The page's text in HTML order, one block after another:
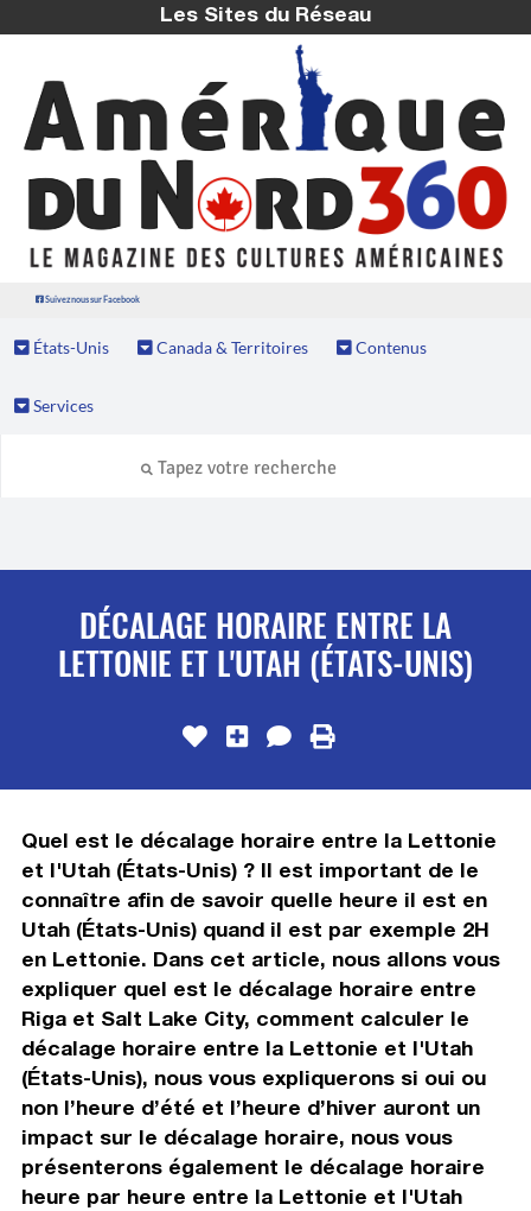
Les Sites du Réseau
Suivez nous sur Facebook
États-Unis Canada & Territoires Contenus
Services
DÉCALAGE HORAIRE ENTRE LA
LETTONIE ET L'UTAH (ÉTATS-UNIS)
Quel est le décalage horaire entre la Lettonie
et l'Utah (États-Unis) ? Il est important de le
connaître afin de savoir quelle heure il est en
Utah (États-Unis) quand il est par exemple 2H
en Lettonie. Dans cet article, nous allons vous
expliquer quel est le décalage horaire entre
Riga et Salt Lake City, comment calculer le
décalage horaire entre la Lettonie et l'Utah
(États-Unis), nous vous expliquerons si oui ou
non l’heure d’été et l’heure d’hiver auront un
impact sur le décalage horaire, nous vous
présenterons également le décalage horaire
heure par heure entre la Lettonie et l'Utah